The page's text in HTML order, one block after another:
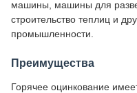
машины, машины для
строительство теплиц и
промышленности.
Преимущества
Горячее оцинкование